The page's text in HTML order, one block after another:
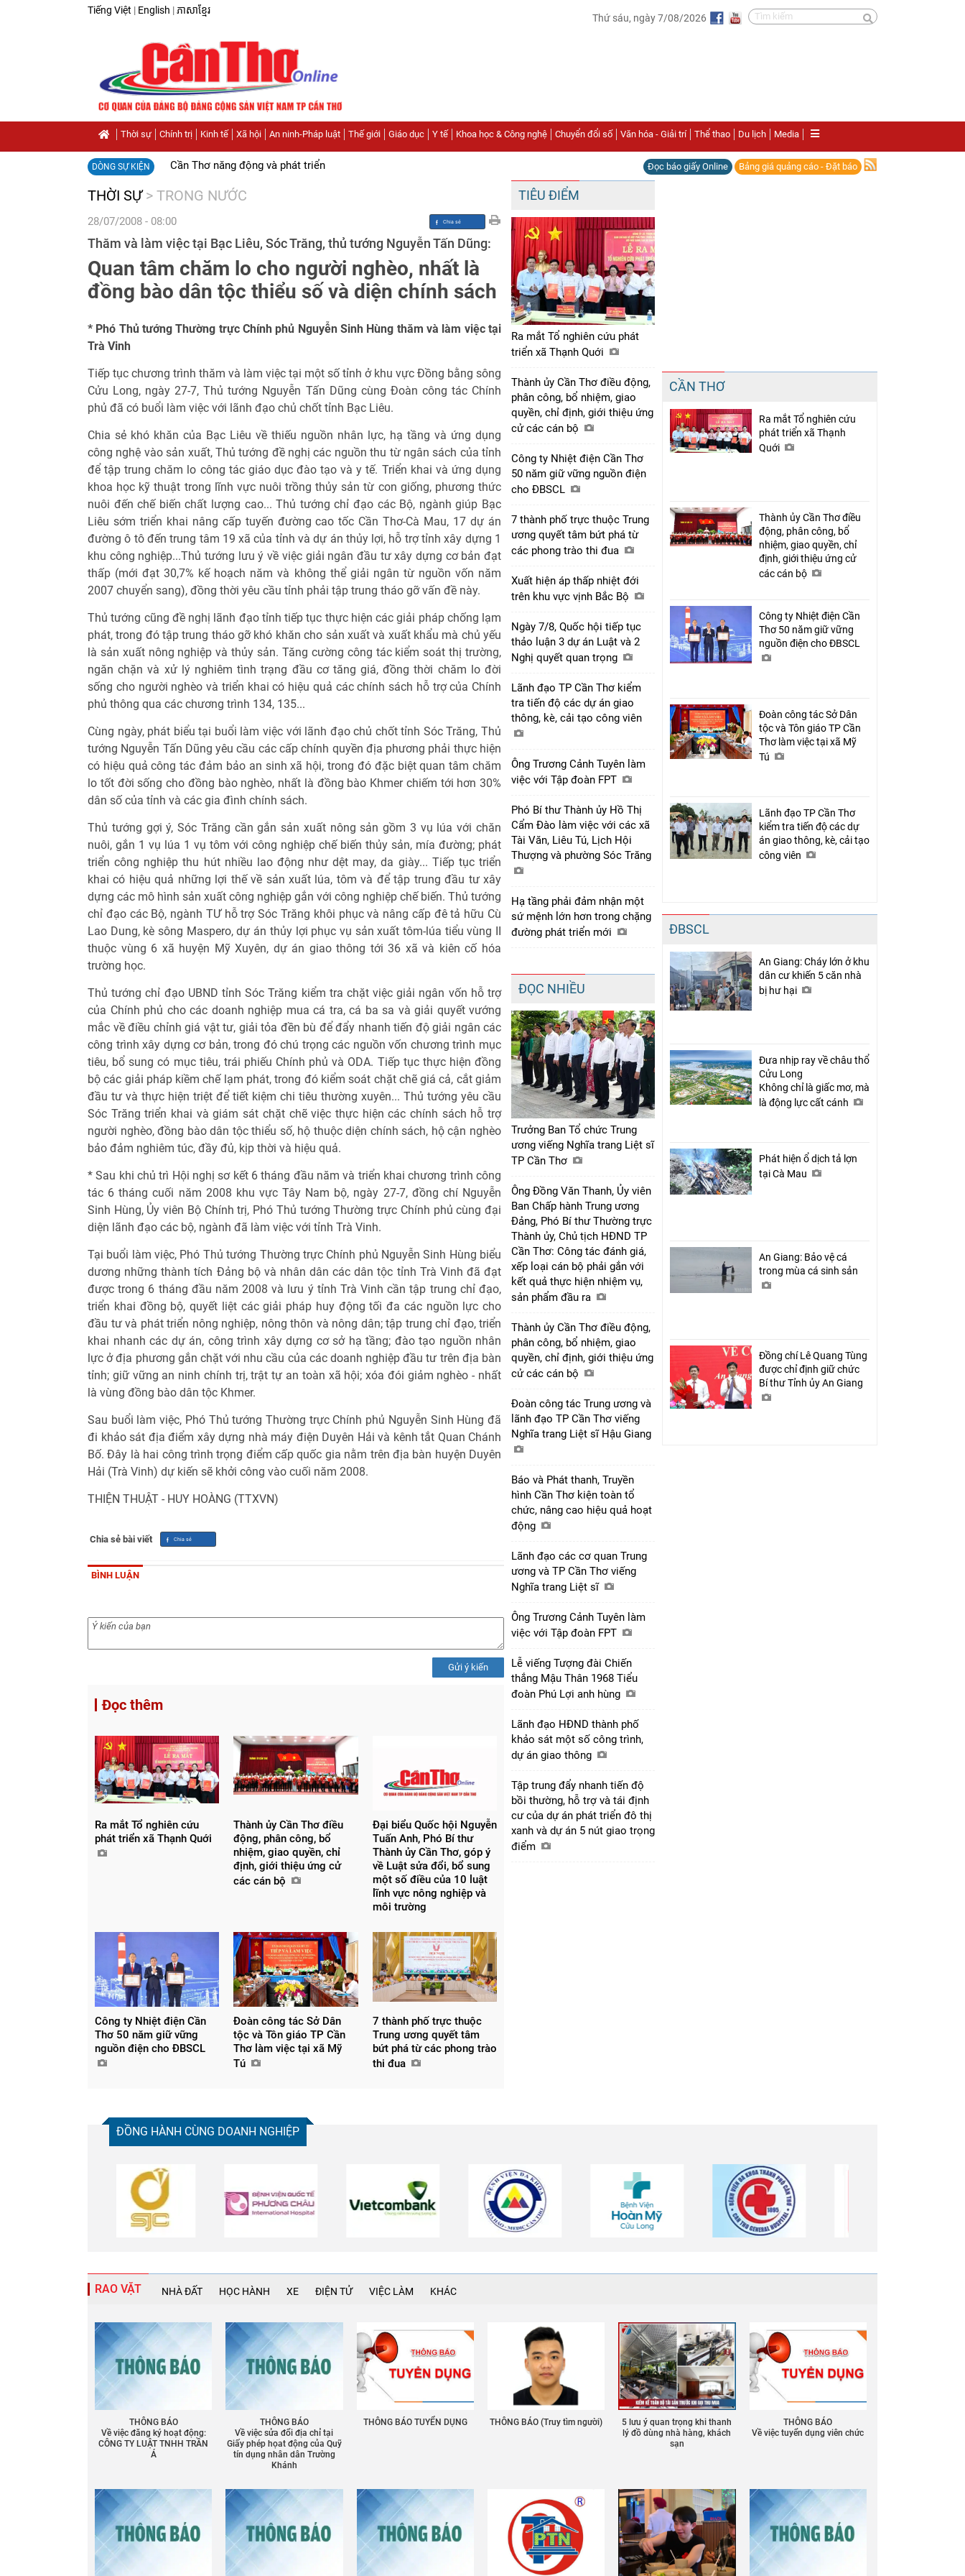
Tiếng Việt | English | ភាសាខ្មែរ
Thứ sáu, ngày 7/08/2026
Thời sự Chính trị Kinh tế Xã hội An ninh-Pháp luật Thế giới Giáo dục Y tế Khoa học & Công nghệ Chuyển đổi số Văn hóa - Giải trí Thể thao Du lịch Media
DÒNG SỰ KIỆN Cần Thơ năng động và phát triển Đọc báo giấy Online Bảng giá quảng cáo - Đặt báo
THỜI SỰ > TRONG NƯỚC
28/07/2008 - 08:00
Chia sẻ
Thăm và làm việc tại Bạc Liêu, Sóc Trăng, thủ tướng Nguyễn Tấn Dũng:
Quan tâm chăm lo cho người nghèo, nhất là
đồng bào dân tộc thiểu số và diện chính sách
* Phó Thủ tướng Thường trực Chính phủ Nguyễn Sinh Hùng thăm và làm việc tại
Trà Vinh
Tiếp tục chương trình thăm và làm việc tại một số tỉnh ở khu vực Đồng bằng sông
Cửu Long, ngày 27-7, Thủ tướng Nguyễn Tấn Dũng cùng Đoàn công tác Chính
phủ đã có buổi làm việc với lãnh đạo chủ chốt tỉnh Bạc Liêu.
Chia sẻ khó khăn của Bạc Liêu về thiếu nguồn nhân lực, hạ tầng và ứng dụng
công nghệ vào sản xuất, Thủ tướng đề nghị các nguồn thu từ ngân sách của tỉnh
để tập trung chăm lo công tác giáo dục đào tạo và y tế. Triển khai và ứng dụng
khoa học kỹ thuật trong lĩnh vực nuôi trồng thủy sản từ con giống, phương thức
nuôi đến chế biến chất lượng cao... Thủ tướng chỉ đạo các Bộ, ngành giúp Bạc
Liêu sớm triển khai nâng cấp tuyến đường cao tốc Cần Thơ-Cà Mau, 17 dự án
đường ô tô đến trung tâm 19 xã của tỉnh và dự án thủy lợi, hỗ trợ tỉnh xây dựng 1
khu công nghiệp...Thủ tướng lưu ý về việc giải ngân đầu tư xây dựng cơ bản đạt
thấp (mới đạt 30,7% kế hoạch năm và không thể giải ngân từ nguồn vốn năm
2007 chuyển sang), đồng thời yêu cầu tỉnh phải tập trung tháo gỡ vấn đề này.
Thủ tướng cũng đề nghị lãnh đạo tỉnh tiếp tục thực hiện các giải pháp chống lạm
phát, trong đó tập trung tháo gỡ khó khăn cho sản xuất và xuất khẩu mà chủ yếu
là sản xuất nông nghiệp và thủy sản. Tăng cường công tác kiểm soát thị trường,
ngăn chặn và xử lý nghiêm tình trạng đầu cơ tăng giá, đồng thời chăm lo đời
sống cho người nghèo và triển khai có hiệu quả các chính sách hỗ trợ của Chính
phủ thông qua các chương trình 134, 135...
Cùng ngày, phát biểu tại buổi làm việc với lãnh đạo chủ chốt tỉnh Sóc Trăng, Thủ
tướng Nguyễn Tấn Dũng yêu cầu các cấp chính quyền địa phương phải thực hiện
có hiệu quả công tác đảm bảo an sinh xã hội, trong đó đặc biệt quan tâm chăm
lo tốt đời sống cho đồng bào nghèo, nhất là đồng bào Khmer chiếm tới hơn 30%
dân số của tỉnh và các gia đình chính sách.
Thủ tướng gợi ý, Sóc Trăng cần gắn sản xuất nông sản gồm 3 vụ lúa với chăn
nuôi, gắn 1 vụ lúa 1 vụ tôm với công nghiệp chế biến thủy sản, mía đường; phát
triển công nghiệp thu hút nhiều lao động như dệt may, da giày... Tiếp tục triển
khai có hiệu quả những lợi thế về sản xuất lúa, tôm và để tập trung đầu tư xây
dựng các mô hình sản xuất công nghiệp gắn với công nghiệp chế biến. Thủ tướng
chỉ đạo các Bộ, ngành TƯ hỗ trợ Sóc Trăng khôi phục và nâng cấp đê tả hữu Cù
Lao Dung, kè sông Maspero, dự án thủy lợi phục vụ sản xuất tôm-lúa tiểu vùng II
thuộc vùng 6 xã huyện Mỹ Xuyên, dự án giao thông tới 36 xã và kiên cố hóa
trường học.
Thủ tướng chỉ đạo UBND tỉnh Sóc Trăng kiểm tra chặt việc giải ngân vốn hỗ trợ
của Chính phủ cho các doanh nghiệp mua cá tra, cá ba sa và giải quyết vướng
mắc về điều chỉnh giá vật tư, giải tỏa đền bù để đẩy nhanh tiến độ giải ngân các
công trình xây dựng cơ bản, trong đó chú trọng các nguồn vốn chương trình mục
tiêu, bổ sung có mục tiêu, trái phiếu Chính phủ và ODA. Tiếp tục thực hiện đồng
bộ các giải pháp kiềm chế lạm phát, trong đó kiểm soát chặt chẽ giá cả, cắt giảm
đầu tư và thực hiện triệt để tiết kiệm chi tiêu thường xuyên... Thủ tướng yêu cầu
Sóc Trăng triển khai và giám sát chặt chẽ việc thực hiện các chính sách hỗ trợ
người nghèo, đồng bào dân tộc thiểu số, hộ thuộc diện chính sách, hộ cận nghèo
bảo đảm nghiêm túc, đầy đủ, kịp thời và hiệu quả.
* Sau khi chủ trì Hội nghị sơ kết 6 tháng đầu năm và triển khai chương trình công
tác 6 tháng cuối năm 2008 khu vực Tây Nam bộ, ngày 27-7, đồng chí Nguyễn
Sinh Hùng, Ủy viên Bộ Chính trị, Phó Thủ tướng Thường trực Chính phủ cùng đại
diện lãnh đạo các bộ, ngành đã làm việc với tỉnh Trà Vinh.
Tại buổi làm việc, Phó Thủ tướng Thường trực Chính phủ Nguyễn Sinh Hùng biểu
dương những thành tích Đảng bộ và nhân dân các dân tộc tỉnh Trà Vinh đã đạt
được trong 6 tháng đầu năm 2008 và lưu ý tỉnh Trà Vinh cần tập trung chỉ đạo,
triển khai đồng bộ, quyết liệt các giải pháp huy động tối đa các nguồn lực cho
đầu tư và phát triển nông nghiệp, nông thôn và nông dân; tập trung chỉ đạo, triển
khai nhanh các dự án, công trình xây dựng cơ sở hạ tầng; đào tạo nguồn nhân
lực ở địa phương gắn chặt với nhu cầu của các doanh nghiệp đầu tư trên địa bàn
tỉnh; giữ vững an ninh chính trị, trật tự an toàn xã hội; xóa đói giảm nghèo - nhất
là vùng đồng bào dân tộc Khmer.
Sau buổi làm việc, Phó Thủ tướng Thường trực Chính phủ Nguyễn Sinh Hùng đã
đi khảo sát địa điểm xây dựng nhà máy điện Duyên Hải và kênh tắt Quan Chánh
Bố. Đây là hai công trình trọng điểm cấp quốc gia nằm trên địa bàn huyện Duyên
Hải (Trà Vinh) dự kiến sẽ khởi công vào cuối năm 2008.
THIỆN THUẬT - HUY HOÀNG (TTXVN)
Chia sẻ bài viết
BÌNH LUẬN
Gửi ý kiến
Đọc thêm
Ra mắt Tổ nghiên cứu
phát triển xã Thạnh Quới
Thành ủy Cần Thơ điều
động, phân công, bổ
nhiệm, giao quyền, chỉ
định, giới thiệu ứng cử
các cán bộ
Đại biểu Quốc hội Nguyễn
Tuấn Anh, Phó Bí thư
Thành ủy Cần Thơ, góp ý
về Luật sửa đổi, bổ sung
một số điều của 10 luật
lĩnh vực nông nghiệp và
môi trường
Công ty Nhiệt điện Cần
Thơ 50 năm giữ vững
nguồn điện cho ĐBSCL
Đoàn công tác Sở Dân
tộc và Tôn giáo TP Cần
Thơ làm việc tại xã Mỹ
Tú
7 thành phố trực thuộc
Trung ương quyết tâm
bứt phá từ các phong trào
thi đua
TIÊU ĐIỂM
Ra mắt Tổ nghiên cứu phát
triển xã Thạnh Quới
Thành ủy Cần Thơ điều động,
phân công, bổ nhiệm, giao
quyền, chỉ định, giới thiệu ứng
cử các cán bộ
Công ty Nhiệt điện Cần Thơ
50 năm giữ vững nguồn điện
cho ĐBSCL
7 thành phố trực thuộc Trung
ương quyết tâm bứt phá từ
các phong trào thi đua
Xuất hiện áp thấp nhiệt đới
trên khu vực vịnh Bắc Bộ
Ngày 7/8, Quốc hội tiếp tục
thảo luận 3 dự án Luật và 2
Nghị quyết quan trọng
Lãnh đạo TP Cần Thơ kiểm
tra tiến độ các dự án giao
thông, kè, cải tạo công viên
Ông Trương Cảnh Tuyên làm
việc với Tập đoàn FPT
Phó Bí thư Thành ủy Hồ Thị
Cẩm Đào làm việc với các xã
Tài Văn, Liêu Tú, Lịch Hội
Thượng và phường Sóc Trăng
Hạ tầng phải đảm nhận một
sứ mệnh lớn hơn trong chặng
đường phát triển mới
ĐỌC NHIỀU
Trưởng Ban Tổ chức Trung
ương viếng Nghĩa trang Liệt sĩ
TP Cần Thơ
Ông Đồng Văn Thanh, Ủy viên
Ban Chấp hành Trung ương
Đảng, Phó Bí thư Thường trực
Thành ủy, Chủ tịch HĐND TP
Cần Thơ: Công tác đánh giá,
xếp loại cán bộ phải gắn với
kết quả thực hiện nhiệm vụ,
sản phẩm đầu ra
Thành ủy Cần Thơ điều động,
phân công, bổ nhiệm, giao
quyền, chỉ định, giới thiệu ứng
cử các cán bộ
Đoàn công tác Trung ương và
lãnh đạo TP Cần Thơ viếng
Nghĩa trang Liệt sĩ Hậu Giang
Báo và Phát thanh, Truyền
hình Cần Thơ kiện toàn tổ
chức, nâng cao hiệu quả hoạt
động
Lãnh đạo các cơ quan Trung
ương và TP Cần Thơ viếng
Nghĩa trang Liệt sĩ
Ông Trương Cảnh Tuyên làm
việc với Tập đoàn FPT
Lễ viếng Tượng đài Chiến
thắng Mậu Thân 1968 Tiểu
đoàn Phú Lợi anh hùng
Lãnh đạo HĐND thành phố
khảo sát một số công trình,
dự án giao thông
Tập trung đẩy nhanh tiến độ
bồi thường, hỗ trợ và tái định
cư của dự án phát triển đô thị
xanh và dự án 5 nút giao trọng
điểm
CẦN THƠ
Ra mắt Tổ nghiên cứu
phát triển xã Thạnh
Quới
Thành ủy Cần Thơ điều
động, phân công, bổ
nhiệm, giao quyền, chỉ
định, giới thiệu ứng cử
các cán bộ
Công ty Nhiệt điện Cần
Thơ 50 năm giữ vững
nguồn điện cho ĐBSCL
Đoàn công tác Sở Dân
tộc và Tôn giáo TP Cần
Thơ làm việc tại xã Mỹ
Tú
Lãnh đạo TP Cần Thơ
kiểm tra tiến độ các dự
án giao thông, kè, cải tạo
công viên
ĐBSCL
An Giang: Cháy lớn ở khu
dân cư khiến 5 căn nhà
bị hư hại
Đưa nhịp ray về châu thổ
Cửu Long
Không chỉ là giấc mơ, mà
là động lực cất cánh
Phát hiện ổ dịch tả lợn
tại Cà Mau
An Giang: Bảo vệ cá
trong mùa cá sinh sản
Đồng chí Lê Quang Tùng
được chỉ định giữ chức
Bí thư Tỉnh ủy An Giang
ĐỒNG HÀNH CÙNG DOANH NGHIỆP
RAO VẶT NHÀ ĐẤT HỌC HÀNH XE ĐIỆN TỬ VIỆC LÀM KHÁC
THÔNG BÁO
Về việc đăng ký hoạt động:
CÔNG TY LUẬT TNHH TRẦN
Á
THÔNG BÁO
Về việc sửa đổi địa chỉ tại
Giấy phép họat động của Quỹ
tín dụng nhân dân Trường
Khánh
THÔNG BÁO TUYỂN DỤNG THÔNG BÁO (Truy tìm người)
5 lưu ý quan trọng khi thanh
lý đồ dùng nhà hàng, khách
sạn
THÔNG BÁO
Về việc tuyển dụng viên chức